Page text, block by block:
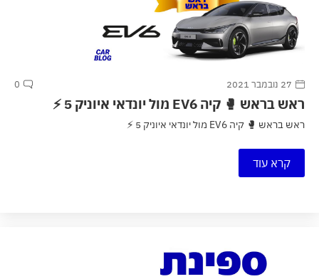
27 נובמבר 2021 0
ראש בראש 🥊 קיה EV6 מול יונדאי איוניק 5 ⚡
ראש בראש 🥊 קיה EV6 מול יונדאי איוניק 5 ⚡
קרא עוד